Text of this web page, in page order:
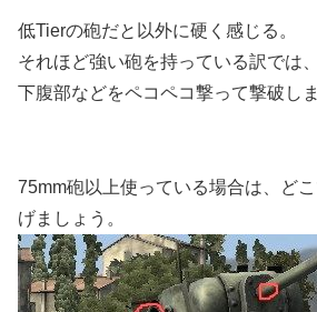
低Tierの砲だと以外に硬く感じる。
それほど強い砲を持っている訳では
下腹部などをペコペコ撃って撃破しま
75mm砲以上使っている場合は、ど
げましょう。